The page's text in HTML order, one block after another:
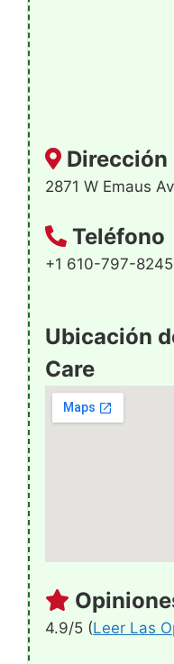
Dirección
2871 W Emaus
Teléfono
+1 610-797-8245
Ubicación
Care
4.9/5 (Leer Las